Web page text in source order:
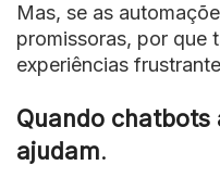
Mas, se as
promissoras, por que
experiências
Quando
ajudam.